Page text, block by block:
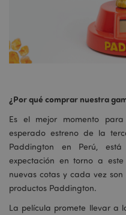
¿Por qué comprar nuestra
Es el mejor momento
esperado estreno de la
Paddington en Perú,
expectación en torno a
nuevas cotas y cada vez
productos Paddington.
La película promete llevar a